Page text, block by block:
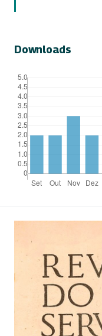
Downloads